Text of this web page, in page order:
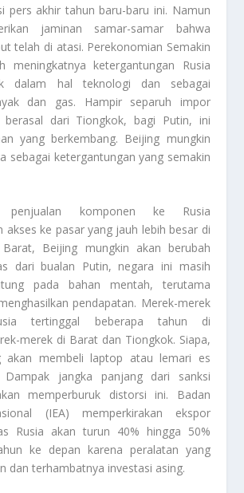
pers akhir tahun baru-baru ini. Namun
jaminan samar-samar bahwa
telah di atasi. Perekonomian Semakin
meningkatnya ketergantungan Rusia
dalam hal teknologi dan sebagai
dan gas. Hampir separuh impor
dari Tiongkok, bagi Putin, ini
yang berkembang. Beijing mungkin
sebagai ketergantungan yang semakin
komponen ke Rusia
akses ke pasar yang jauh lebih besar di
Barat, Beijing mungkin akan berubah
dari bualan Putin, negara ini masih
pada bahan mentah, terutama
pendapatan. Merek-merek
tertinggal beberapa tahun di
merek di Barat dan Tiongkok. Siapa,
akan membeli laptop atau lemari es
Dampak jangka panjang dari sanksi
memperburuk distorsi ini. Badan
(IEA) memperkirakan ekspor
Rusia akan turun 40% hingga 50%
ke depan karena peralatan yang
dan terhambatnya investasi asing.